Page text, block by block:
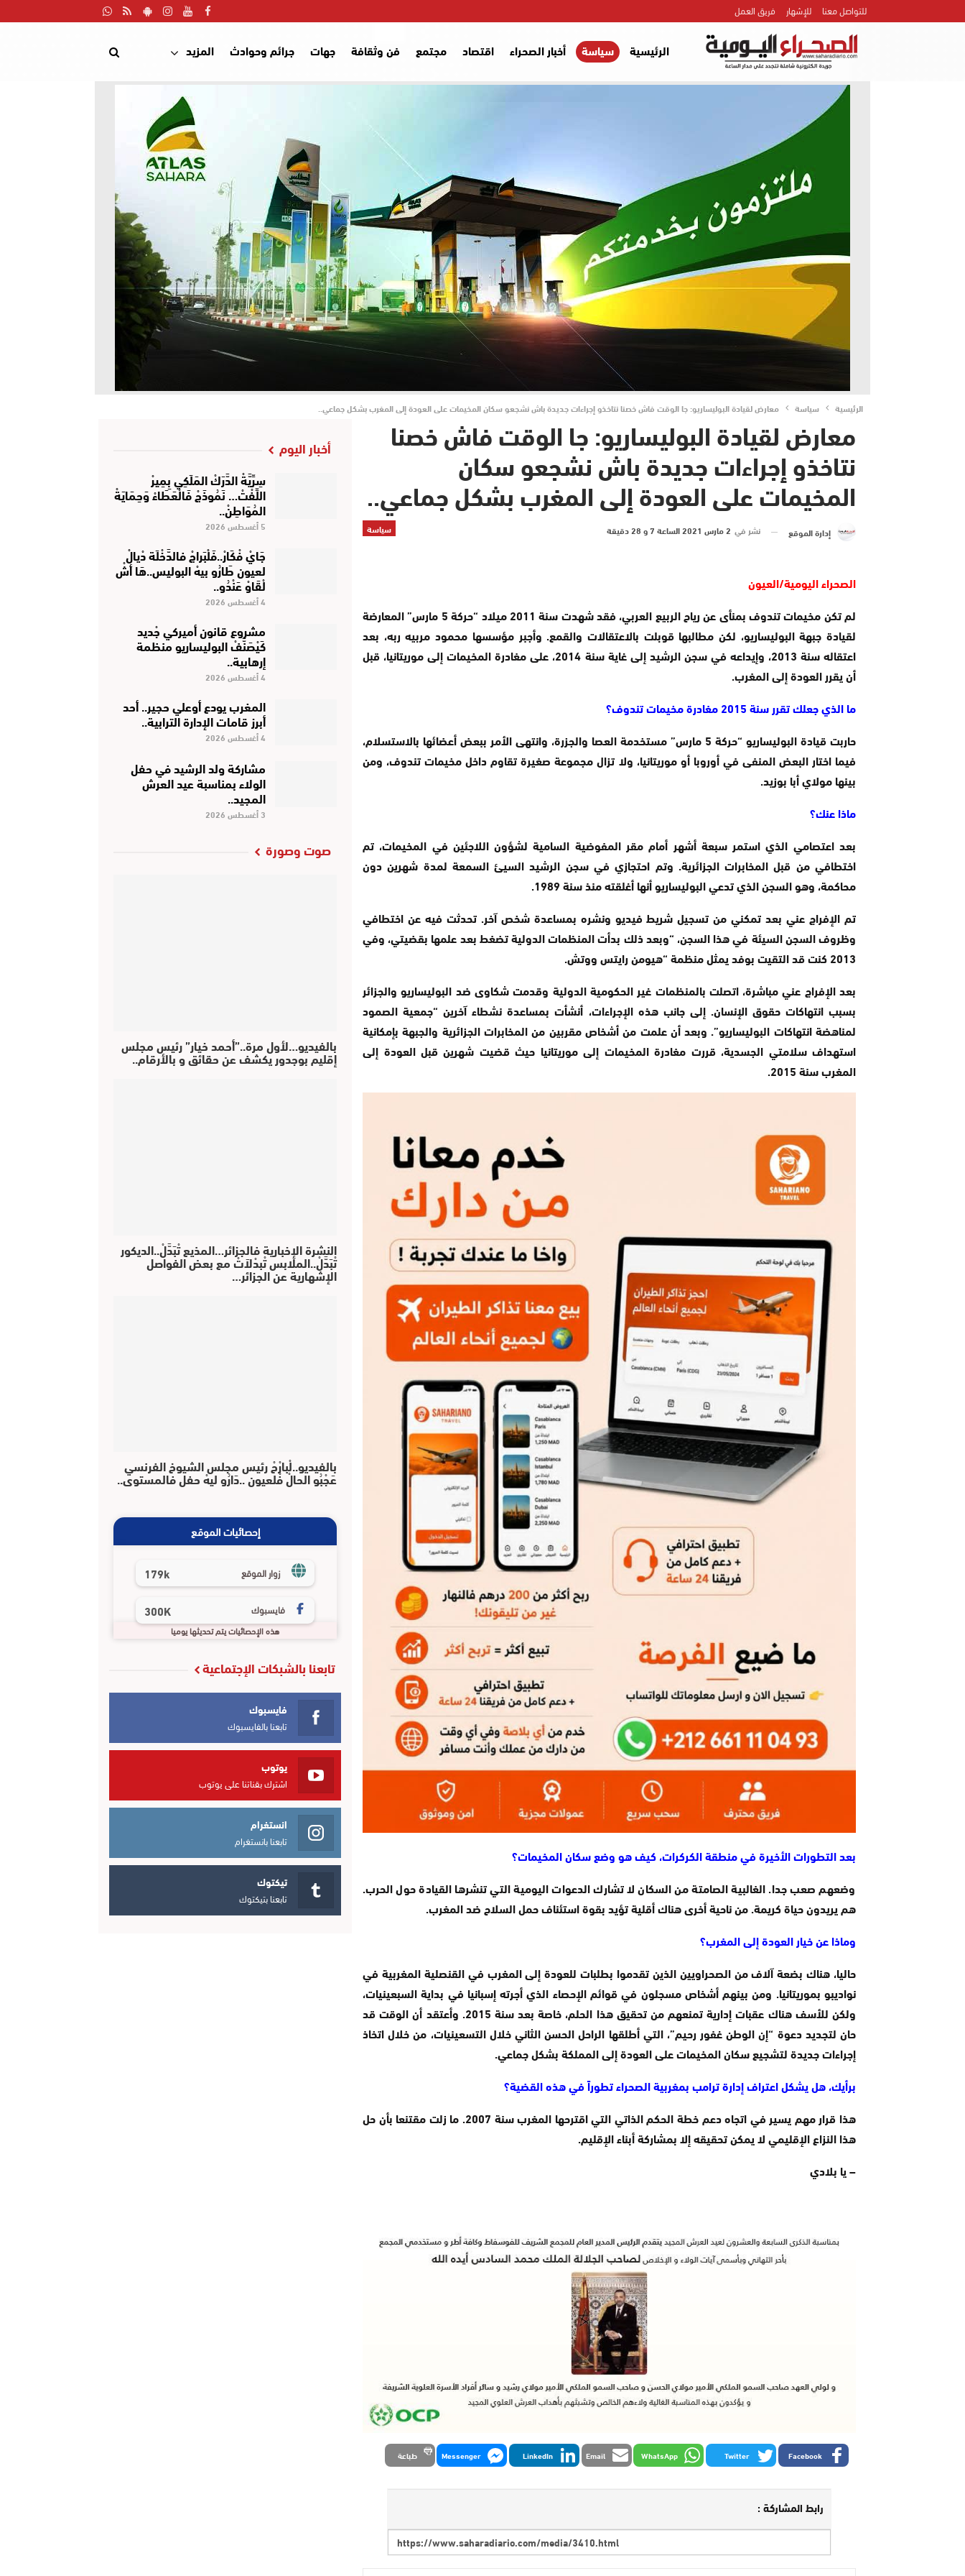
للتواصل معنا للإشهار فريق العمل
الرئيسية سياسة أخبار الصحراء اقتصاد مجتمع فن وثقافة جهات جرائم وحوادث المزيد
الرئيسية سياسة معارض لقيادة البوليساريو: جا الوقت فاش خصنا نتاخذو إجراءات جديدة باش نشجعو سكان المخيمات على العودة إلى المغرب بشكل جماعي..
معارض لقيادة البوليساريو: جا الوقت فاش خصنا
نتاخذو إجراءات جديدة باش نشجعو سكان
المخيمات على العودة إلى المغرب بشكل جماعي..
سياسة إدارة الموقع نشر في 2 مارس 2021 الساعة 7 و 28 دقيقة
الصحراء اليومية/العيون
لم تكن مخيمات تندوف بمنأى عن رياح الربيع العربي، فقد شهدت سنة 2011 ميلاد “حركة 5 مارس” المعارضة
لقيادة جبهة البوليساريو، لكن مطالبها قوبلت بالاعتقالات والقمع. وأجبر مؤسسها محمود مربيه ربه، بعد
اعتقاله سنة 2013، وإيداعه في سجن الرشيد إلى غاية سنة 2014، على مغادرة المخيمات إلى موريتانيا، قبل
أن يقرر العودة إلى المغرب.
ما الذي جعلك تقرر سنة 2015 مغادرة مخيمات تندوف؟
حاربت قيادة البوليساريو “حركة 5 مارس” مستخدمة العصا والجزرة، وانتهى الأمر ببعض أعضائها بالاستسلام،
فيما اختار البعض المنفى في أوروبا أو موريتانيا، ولا تزال مجموعة صغيرة تقاوم داخل مخيمات تندوف، ومن
بينها مولاي أبا بوزيد.
ماذا عنك؟
بعد اعتصامي الذي استمر سبعة أشهر أمام مقر المفوضية السامية لشؤون اللاجئين في المخيمات، تم
اختطافي من قبل المخابرات الجزائرية. وتم احتجازي في سجن الرشيد السيئ السمعة لمدة شهرين دون
محاكمة، وهو السجن الذي تدعي البوليساريو أنها أغلقته منذ سنة 1989.
تم الإفراج عني بعد تمكني من تسجيل شريط فيديو ونشره بمساعدة شخص آخر. تحدثت فيه عن اختطافي
وظروف السجن السيئة في هذا السجن، “وبعد ذلك بدأت المنظمات الدولية تضغط بعد علمها بقضيتي، وفي
2013 كنت قد التقيت بوفد يمثل منظمة “هيومن رايتس ووتش.
بعد الإفراج عني مباشرة، اتصلت بالمنظمات غير الحكومية الدولية وقدمت شكاوى ضد البوليساريو والجزائر
بسبب انتهاكات حقوق الإنسان. إلى جانب هذه الإجراءات، أنشأت بمساعدة نشطاء آخرين “جمعية الصمود
لمناهضة انتهاكات البوليساريو”. وبعد أن علمت من أشخاص مقربين من المخابرات الجزائرية والجبهة بإمكانية
استهداف سلامتي الجسدية، قررت مغادرة المخيمات إلى موريتانيا حيث قضيت شهرين قبل العودة إلى
المغرب سنة 2015.
بعد التطورات الأخيرة في منطقة الكركرات، كيف هو وضع سكان المخيمات؟
وضعهم صعب جدا. الغالبية الصامتة من السكان لا تشارك الدعوات اليومية التي تنشرها القيادة حول الحرب.
هم يريدون حياة كريمة. من ناحية أخرى هناك أقلية تؤيد بقوة استئناف حمل السلاح ضد المغرب.
وماذا عن خيار العودة إلى المغرب؟
حاليا، هناك بضعة آلاف من الصحراويين الذين تقدموا بطلبات للعودة إلى المغرب في القنصلية المغربية في
نواديبو بموريتانيا. ومن بينهم أشخاص مسجلون في قوائم الإحصاء الذي أجرته إسبانيا في بداية السبعينيات،
ولكن للأسف هناك عقبات إدارية تمنعهم من تحقيق هذا الحلم، خاصة بعد سنة 2015. وأعتقد أن الوقت قد
حان لتجديد دعوة “إن الوطن غفور رحيم”، التي أطلقها الراحل الحسن الثاني خلال التسعينيات، من خلال اتخاذ
إجراءات جديدة لتشجيع سكان المخيمات على العودة إلى المملكة بشكل جماعي.
برأيك، هل يشكل اعتراف إدارة ترامب بمغربية الصحراء تطوراً في هذه القضية؟
هذا قرار مهم يسير في اتجاه دعم خطة الحكم الذاتي التي اقترحها المغرب سنة 2007. ما زلت مقتنعا بأن حل
هذا النزاع الإقليمي لا يمكن تحقيقه إلا بمشاركة أبناء الإقليم.
– يا بلادي
Facebook
Twitter
WhatsApp
Email
LinkedIn
Messenger طباعة
رابط المشاركة :
أخبار اليوم
سِرِّيَّةْ الدَّرَكْ المَلَكِي بِمِيرْ
اللِّفْتْ… نَمُوذَجْ فَالْعَطَاءْ وَحِمَايَةْ
المُوَاطِنْ..
5 أغسطس 2026
جَايْ فْكَارْ..فَلْبَراجْ فالدَّخْلَة دْيالْ
لعيون طَارُو بيهْ البوليس..هَا أشْ
لْقَاوْ عَنْدُو..
4 أغسطس 2026
مشروع قانون أميركي جْديد
كَيْصَنَّفْ البوليساريو منظمة
إرهابية..
4 أغسطس 2026
المغرب يودع أوعلي حجير.. أحد
أبرز قامات الإدارة الترابية..
4 أغسطس 2026
مشاركة ولد الرشيد في حفل
الولاء بمناسبة عيد العرش
المجيد..
3 أغسطس 2026
صوت وصورة
بالفيديو…لأول مرة..”أحمد خيار” رئيس مجلس
إقليم بوجدور يكشف عن حقائق و بالأرقام..
النشرة الإخبارية فالجزائر…المذيع تْبَدَّلْ..الديكور
تْبَدَّلْ..الملابس تْبدْلاَتْ مع بعض الفواصل
الإشهارية عن الجزائر…
بالفيديو..لْبارْحْ رئيس مجلس الشيوخ الفرنسي
عَجْبُو الحالْ فْلعيون ..دَارُو ليهْ حفل فالمستوى..
إحصائيات الموقع
زوار الموقع 179k
فايسبوك 300K
هذه الإحصائيات يتم تحديثها يوميا
تابعنا بالشبكات الإجتماعية
فايسبوك
تابعنا بالفايسبوك
يوتوب
اشترك بقناتنا على يوتوب
انستغرام
تابعنا بانستغرام
تيكتوك
تابعنا بتيكتوك